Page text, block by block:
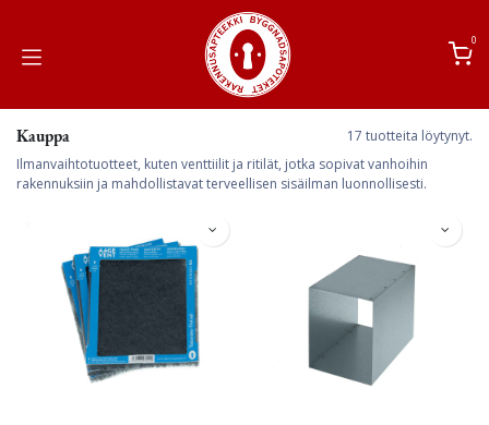
0
Kauppa
17 tuotteita löytynyt.
Ilmanvaihtotuotteet, kuten venttiilit ja ritilät, jotka sopivat vanhoihin
rakennuksiin ja mahdollistavat terveellisen sisäilman luonnollisesti.